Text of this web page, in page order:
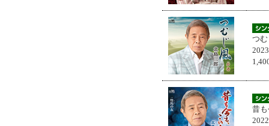
つ
昔